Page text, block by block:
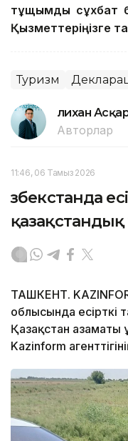
тұщымды сұхбат
Қызметтеріңізге
Туризм
Әлихан
Авторлар
11:46, 06 Тамыз 2026
Өзбекстанда
ТАШКЕНТ.
облысында есірткі
Қазақстан азаматы
Kazinform